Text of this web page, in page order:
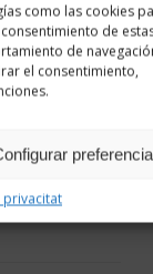
como las cookies
de
de
el consentimiento,
privacitat